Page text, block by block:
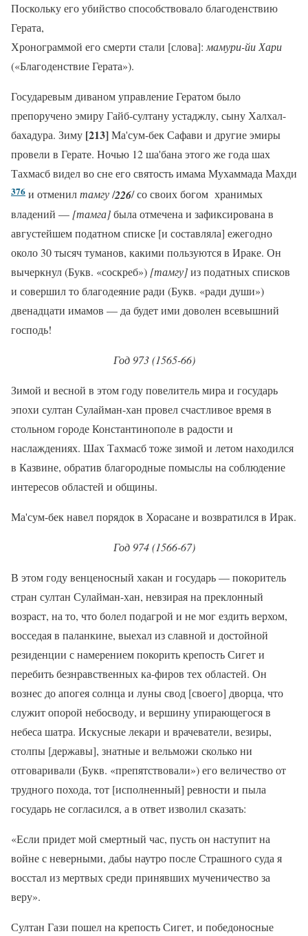
Поскольку его убийство способствовало благоденствию
Герата,
Хронограммой его смерти стали [слова]:мамури-йи Хари
(«Благоденствие Герата»).
Государевым диваном управление Гератом было
препоручено эмиру Гайб-султану устаджлу, сыну Халхал-
бахадура. Зиму [213]Ма'сум-бек Сафави и другие эмиры
провели в Герате. Ночью 12 ша'бана этого же года шах
Тахмасб видел во сне его святость имама Мухаммада Махди
376 и отменилтамгу/226/ со своих богом хранимых
владений — [тамга]была отмечена и зафиксирована в
августейшем податном списке [и составляла] ежегодно
около 30 тысяч туманов, какими пользуются в Ираке. Он
вычеркнул (Букв. «соскреб») [тамгу]из податных списков
и совершил то благодеяние ради (Букв. «ради души»)
двенадцати имамов — да будет ими доволен всевышний
господь!
Год 973 (1565-66)
Зимой и весной в этом году повелитель мира и государь
эпохи султан Сулайман-хан провел счастливое время в
стольном городе Константинополе в радости и
наслаждениях. Шах Тахмасб тоже зимой и летом находился
в Казвине, обратив благородные помыслы на соблюдение
интересов областей и общины.
Ма'сум-бек навел порядок в Хорасане и возвратился в Ирак.
Год 974 (1566-67)
В этом году венценосный хакан и государь — покоритель
стран султан Сулайман-хан, невзирая на преклонный
возраст, на то, что болел подагрой и не мог ездить верхом,
восседая в паланкине, выехал из славной и достойной
резиденции с намерением покорить крепость Сигет и
перебить безнравственных ка-фиров тех областей. Он
вознес до апогея солнца и луны свод [своего] дворца, что
служит опорой небосводу, и вершину упирающегося в
небеса шатра. Искусные лекари и врачеватели, везиры,
столпы [державы], знатные и вельможи сколько ни
отговаривали (Букв. «препятствовали») его величество от
трудного похода, тот [исполненный] ревности и пыла
государь не согласился, а в ответ изволил сказать:
«Если придет мой смертный час, пусть он наступит на
войне с неверными, дабы наутро после Страшного суда я
восстал из мертвых среди принявших мученичество за
веру».
Султан Гази пошел на крепость Сигет, и победоносные